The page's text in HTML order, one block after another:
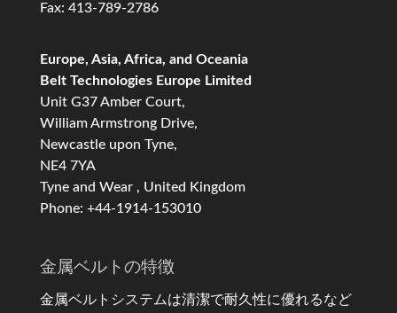
Fax: 413-789-2786
Europe, Asia, Africa, and Oceania
Belt Technologies Europe Limited
Unit G37 Amber Court,
William Armstrong Drive,
Newcastle upon Tyne,
NE4 7YA
Tyne and Wear , United Kingdom
Phone: +44-1914-153010
金属ベルトの特徴
金属ベルトシステムは清潔で耐久性に優れるなど